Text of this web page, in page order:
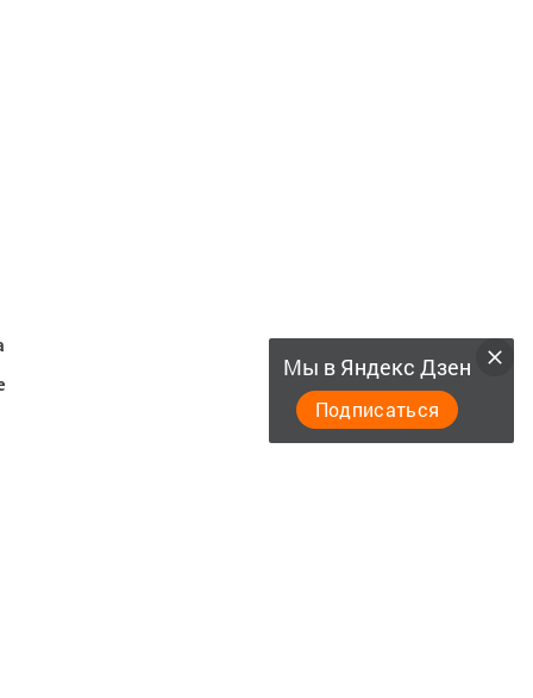
Мы в Яндекс Дзен
Подписаться